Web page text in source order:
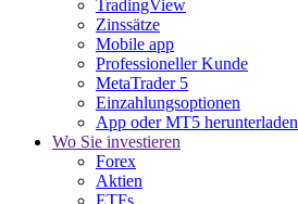
TradingView
Zinssätze
Mobile app
Professioneller Kunde
MetaTrader 5
Einzahlungsoptionen
App oder MT5 herunterladen
Wo Sie investieren
Forex
Aktien
ETFs